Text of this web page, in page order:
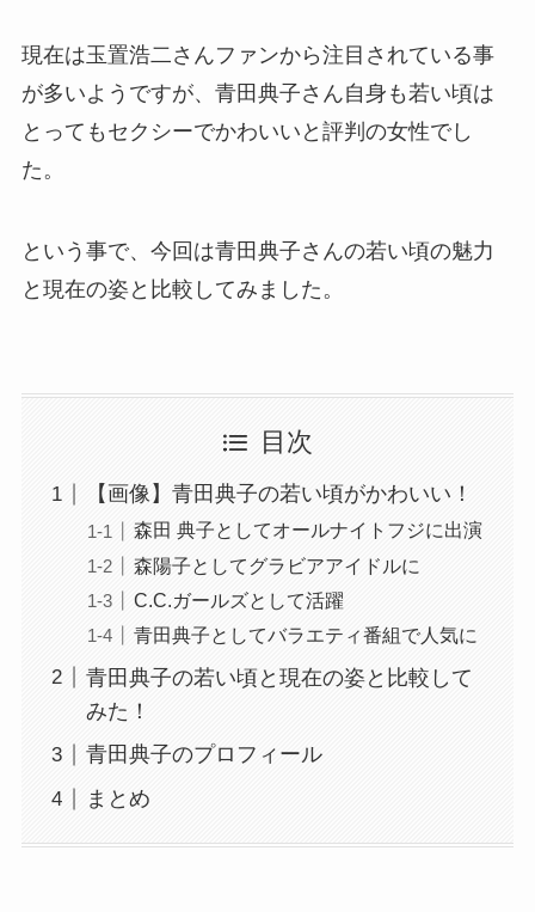
現在は玉置浩二さんファンから注目されている事
が多いようですが、青田典子さん自身も若い頃は
とってもセクシーでかわいいと評判の女性でし
た。
という事で、今回は青田典子さんの若い頃の魅力
と現在の姿と比較してみました。
目次
【画像】青田典子の若い頃がかわいい！
森田 典子としてオールナイトフジに出演
森陽子としてグラビアアイドルに
C.C.ガールズとして活躍
青田典子としてバラエティ番組で人気に
青田典子の若い頃と現在の姿と比較して
みた！
青田典子のプロフィール
まとめ